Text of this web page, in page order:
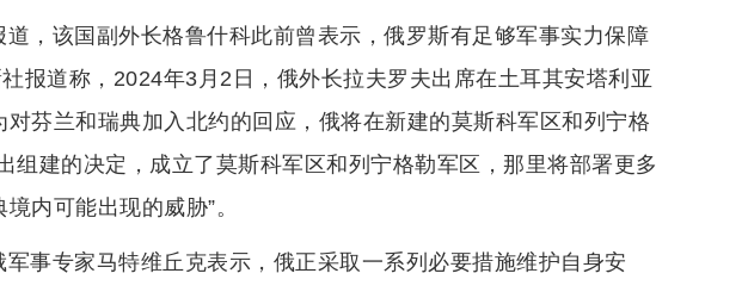
，该国副外长格鲁什科此前曾表示，俄罗斯有足够军事实力保障
报道称，2024年3月2日，俄外长拉夫罗夫出席在土耳其安塔利亚
芬兰和瑞典加入北约的回应，俄将在新建的莫斯科军区和列宁格
组建的决定，成立了莫斯科军区和列宁格勒军区，那里将部署更多
内可能出现的威胁”。
事专家马特维丘克表示，俄正采取一系列必要措施维护自身安